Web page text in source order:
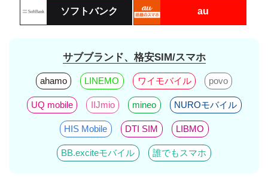
ソフトバンク au
サブブランド、格安SIM/スマホ
ahamo LINEMO ワイモバイル povo
UQ mobile IIJmio mineo NUROモバイル
HIS Mobile DTI SIM LIBMO
BB.exciteモバイル 誰でもスマホ